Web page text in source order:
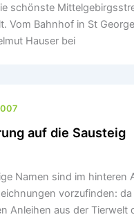
schönste
Vom Bahnhof in St
Hauser bei
auf die Sausteig
Namen sind im hinteren
vorzufinden:
Anleihen aus der Tierwelt